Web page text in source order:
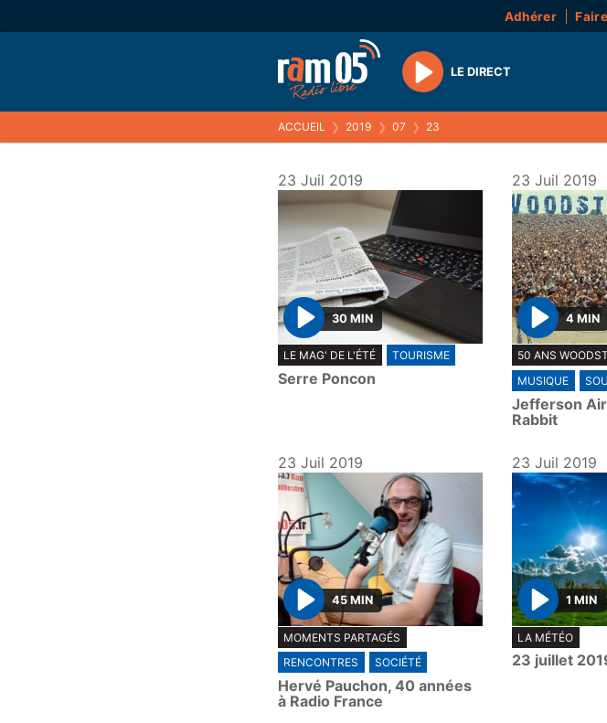
Adhérer
Play
LE DIRECT
ACCUEIL ❯ 2019 ❯ 07 ❯ 23
23 Juil 2019
P
l
a
30 MIN
LE MAG' DE L'ÉTÉ TOURISME
Serre Poncon
23 Juil 2019
P
l
a
y
4 MIN
50 ANS
MUSIQUE
Jefferson
Rabbit
23 Juil 2019
P
l
a
y
45 MIN
MOMENTS PARTAGÉS
RENCONTRES
SOCIÉTÉ
Hervé Pauchon, 40 années
à Radio France
23 Juil 2019
P
l
a
1 MIN
LA MÉTÉO
23 juillet